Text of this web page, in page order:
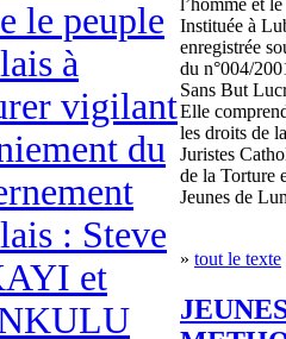
le peuple
à
vigilant
du
: Steve
et
l’homme et
Instituée à
enregistrée
du n°004/
Sans But
Elle
les droits de
Juristes
de la Torture
Jeunes de
» tout le texte